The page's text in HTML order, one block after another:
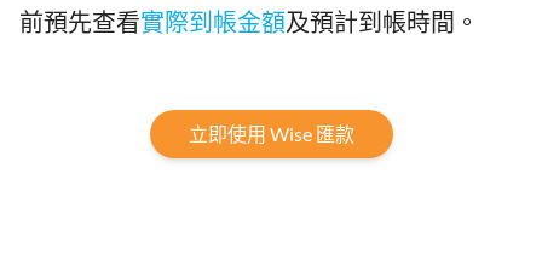
前預先查看實際到帳金額及預計到帳時間。
立即使用 Wise 匯款